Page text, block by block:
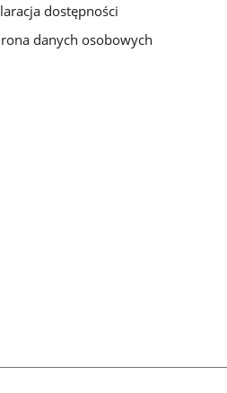
dostępności
danych osobowych